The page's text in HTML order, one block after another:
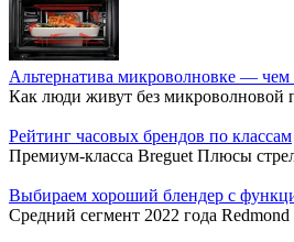
Альтернатива микроволновке —
Как люди живут без микроволновой
Рейтинг часовых брендов по классам
Премиум-класса Breguet Плюсы
Выбираем хороший блендер с
Средний сегмент 2022 года